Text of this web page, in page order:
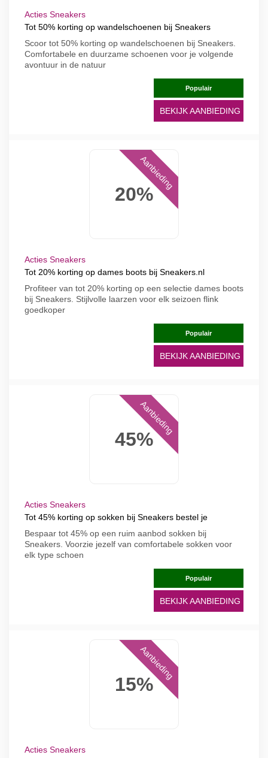
Acties Sneakers
Tot 50% korting op wandelschoenen bij Sneakers
Scoor tot 50% korting op wandelschoenen bij Sneakers.
Comfortabele en duurzame schoenen voor je volgende
avontuur in de natuur
Populair
BEKIJK AANBIEDING
20%
Aanbieding
Acties Sneakers
Tot 20% korting op dames boots bij Sneakers.nl
Profiteer van tot 20% korting op een selectie dames boots
bij Sneakers. Stijlvolle laarzen voor elk seizoen flink
goedkoper
Populair
BEKIJK AANBIEDING
45%
Aanbieding
Acties Sneakers
Tot 45% korting op sokken bij Sneakers bestel je
Bespaar tot 45% op een ruim aanbod sokken bij
Sneakers. Voorzie jezelf van comfortabele sokken voor
elk type schoen
Populair
BEKIJK AANBIEDING
15%
Aanbieding
Acties Sneakers